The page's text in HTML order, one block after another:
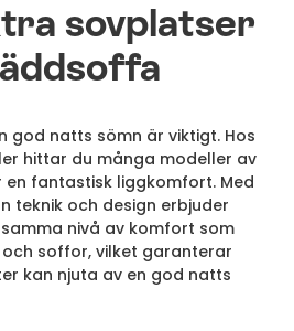
sovplatser
god natts sömn är viktigt. Hos
hittar du många modeller av
fantastisk liggkomfort. Med
teknik och design erbjuder
nivå av komfort som
soffor, vilket garanterar
kan njuta av en god natts